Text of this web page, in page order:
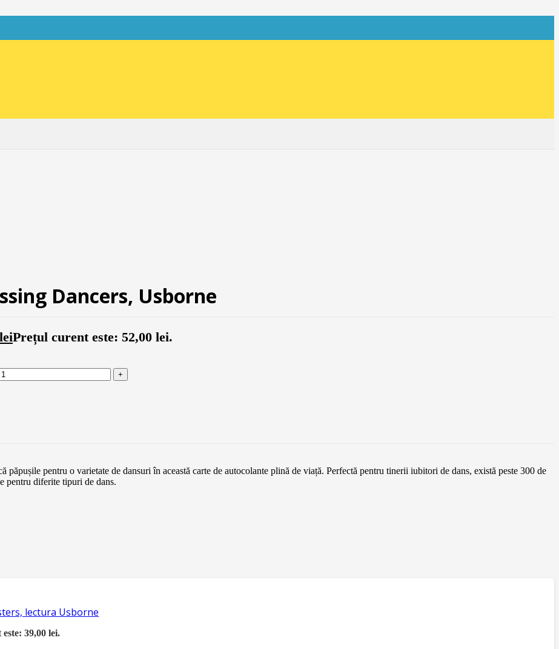
Dancers, Usborne
leiPrețul curent este: 52,00 lei.
păpușile pentru o varietate de dansuri în această carte de autocolante plină de viață. Perfectă pentru tinerii iubitori de dans, există peste 300 de
pentru diferite tipuri de dans.
lectura Usborne
39,00 lei.